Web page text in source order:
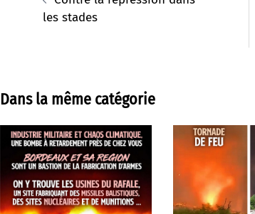
les stades
Dans la même catégorie